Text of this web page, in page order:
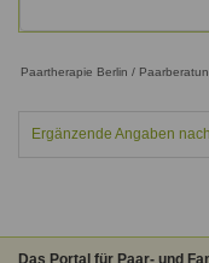
Paartherapie Berlin /
Ergänzende Angaben